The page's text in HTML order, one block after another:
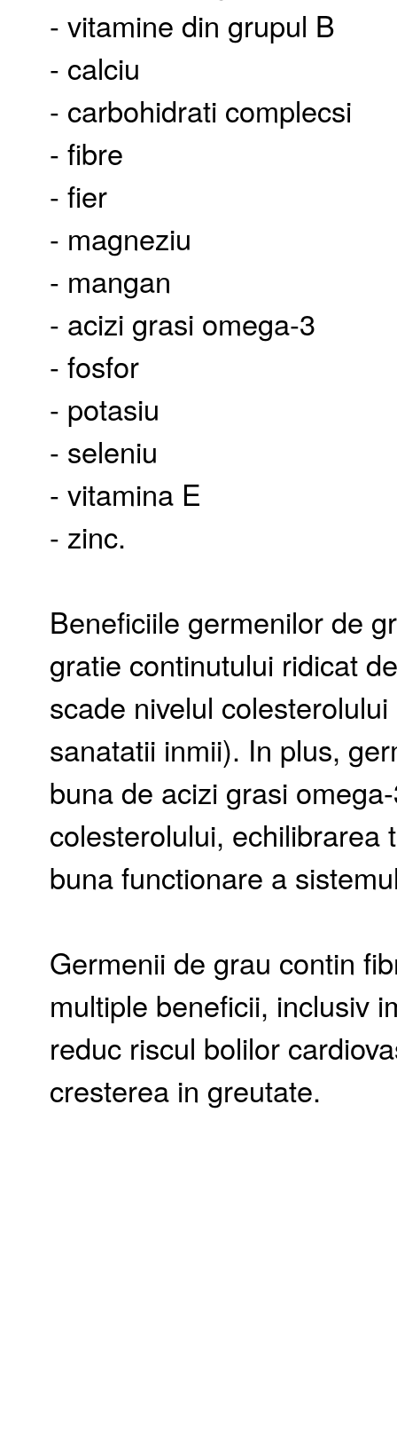
- vitamine din grupul B
- calciu
- carbohidrati complecsi
- fibre
- fier
- magneziu
- mangan
- acizi grasi omega-3
- fosfor
- potasiu
- seleniu
- vitamina E
- zinc.
Beneficiile germenilor de
gratie continutului ridicat
scade nivelul
sanatatii inmii). In plus,
buna de acizi grasi
colesterolului, echilibrarea
buna functionare a
Germenii de grau contin
multiple beneficii, inclusiv
reduc riscul bolilor
cresterea in greutate.